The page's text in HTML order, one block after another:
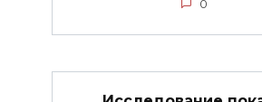
0